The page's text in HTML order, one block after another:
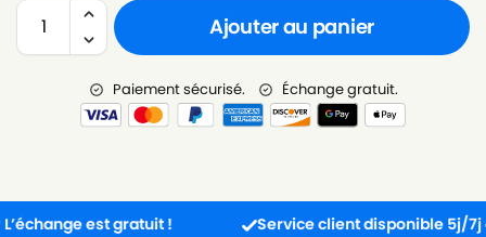
Ajouter au panier
Paiement sécurisé. Échange gratuit.
est gratuit ! Service client disponible 5j/7j de 8h